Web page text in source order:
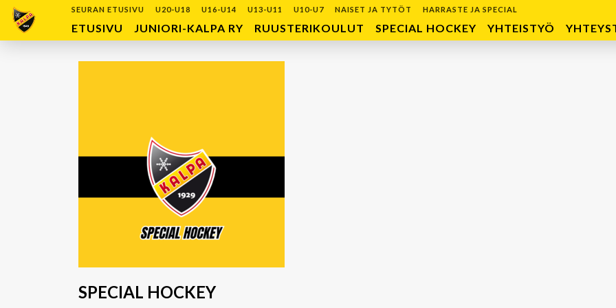
SEURAN ETUSIVU U20-U18 U16-U14 U13-U11 U10-U7 NAISET JA TYTÖT HARRASTE JA SPECIAL
ETUSIVU JUNIORI-KALPA RY RUUSTERIKOULUT SPECIAL HOCKEY YHTEISTYÖ
SPECIAL HOCKEY